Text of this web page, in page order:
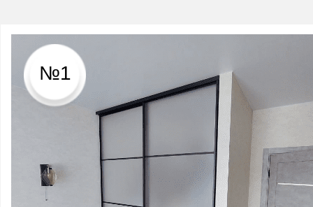
№1